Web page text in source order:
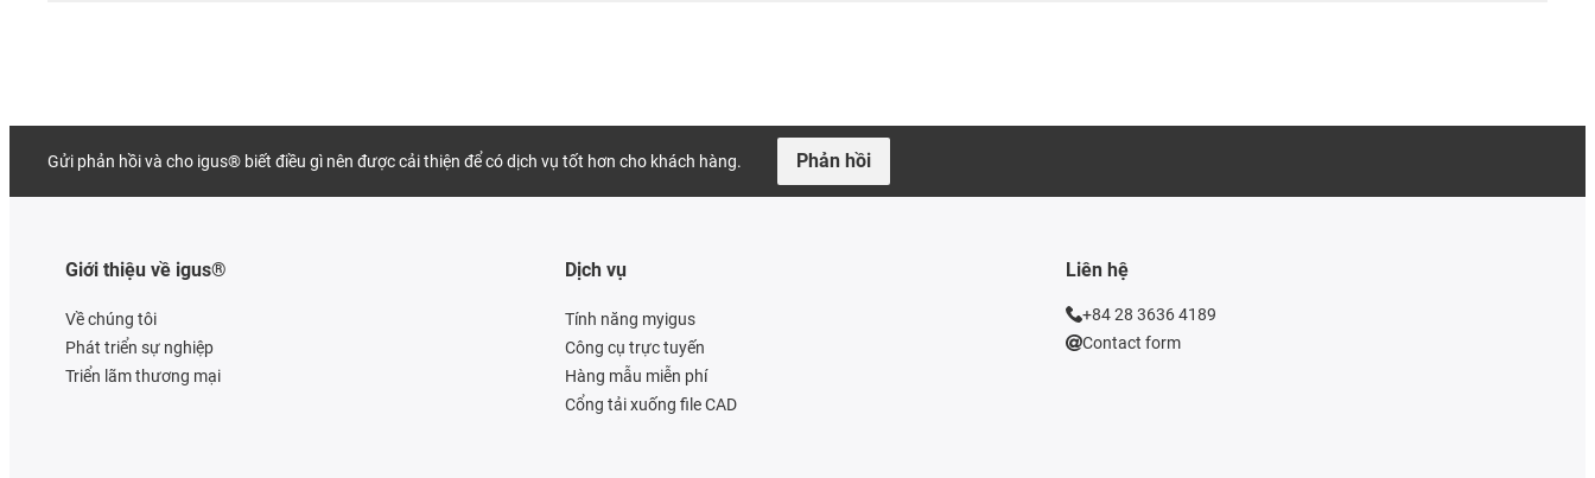
Gửi phản hồi và cho igus® biết điều gì nên được cải thiện để có dịch vụ tốt hơn cho khách hàng. Phản hồi
Giới thiệu về igus®
Về chúng tôi
Phát triển sự nghiệp
Triển lãm thương mại
Dịch vụ
Tính năng myigus
Công cụ trực tuyến
Hàng mẫu miễn phí
Cổng tải xuống file CAD
Liên hệ
+84 28 3636 4189
Contact form